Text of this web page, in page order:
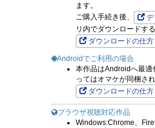
ます。
ご購入手続き後、
デ
リ内でダウンロードす
ダウンロードの仕方
Androidでご利用の場合
本作品はAndroidへ最適
ってはオマケが同梱さ
ダウンロードの仕方
ブラウザ視聴対応作品
Windows:Chrome、